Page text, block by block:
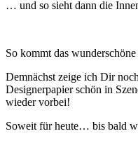
… und so sieht dann die
So kommt das
Demnächst zeige ich Dir
Designerpapier schön in
wieder vorbei!
Soweit für heute… bis bald